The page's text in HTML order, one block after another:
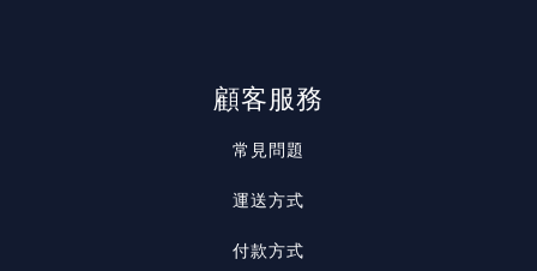
顧客服務
常見問題
運送方式
付款方式